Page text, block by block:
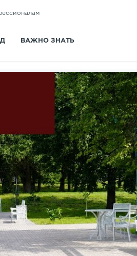
конфиденциальности
Петербург
сайта
ВАЖНО ЗНАТЬ
Вопросы и ответы
Информация для покупателей
ГОСТ и СТО
до 30%
Подробности уточняйте у